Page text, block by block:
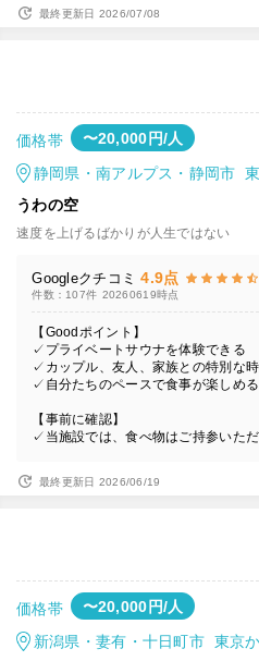
最終更新日 2026/07/08
価格帯 〜20,000円/人
静岡県・南アルプス・静岡市
うわの空
速度を上げるばかりが人生ではない
Googleクチコミ 4.9点
件数：107件 20260619時点
【Goodポイント】
✓プライベートサウナを体験できる
✓カップル、友人、家族との特別な時
✓自分たちのペースで食事が楽しめる
【事前に確認】
✓当施設では、食べ物はご持参いた
最終更新日 2026/06/19
価格帯 〜20,000円/人
新潟県・妻有・十日町市 東京